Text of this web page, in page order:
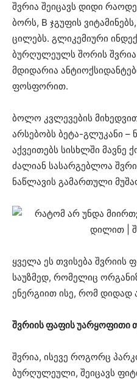
შვრია შეიცავს დიდი
ბორს, B ჯგუფის
ცილებს. გლიკემიური
ბურღულეულს შორის შვრია
მდიდარია
ფოსფორით.
ბოლო კვლევების
არსებობს ბეტა-გლუკანი –
აქვეითებს სისხლში მავნე
ძალიან სასარგებლოა
ნაწლავის გამართული
ყველა ეს თვისება შვრიის
საუზმედ, რომელიც
ენერგიით ისე, რომ დიდად
შვრიის ფაფის უარყოფითი
შვრია, ისევე როგორც
ბურღულეული, შეიცავს